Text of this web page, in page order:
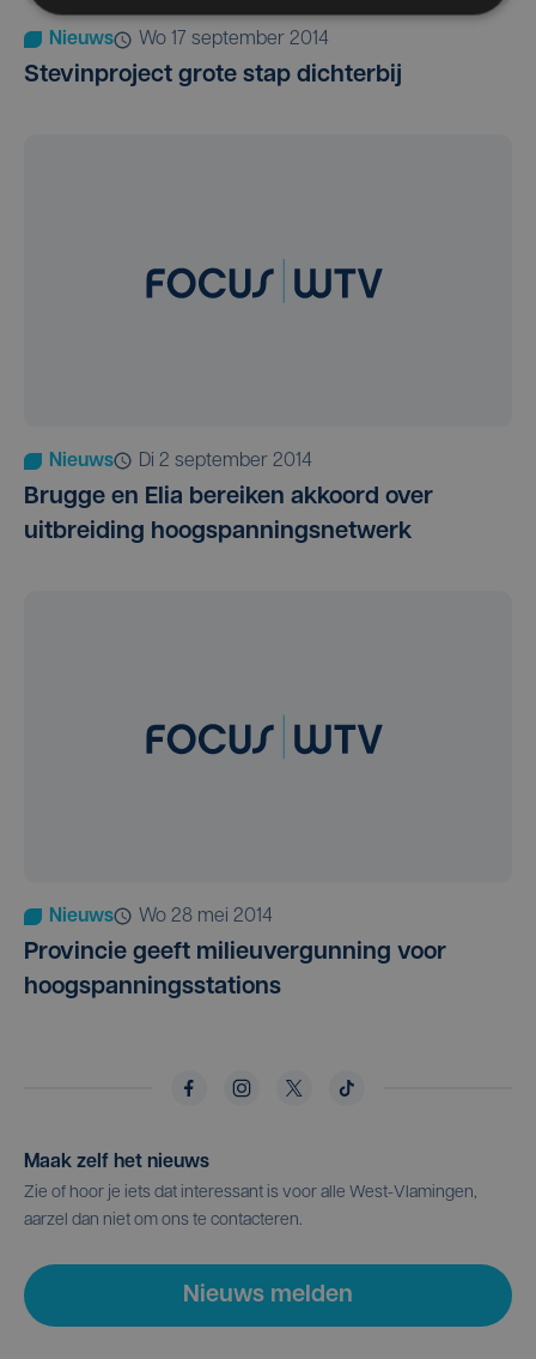
Nieuws wo 17 september 2014
Stevinproject grote stap dichterbij
Nieuws di 2 september 2014
Brugge en Elia bereiken akkoord over
uitbreiding hoogspanningsnetwerk
Nieuws wo 28 mei 2014
Provincie geeft milieuvergunning voor
hoogspanningsstations
Maak zelf het nieuws
Zie of hoor je iets dat interessant is voor alle West-Vlamingen,
aarzel dan niet om ons te contacteren.
Nieuws melden